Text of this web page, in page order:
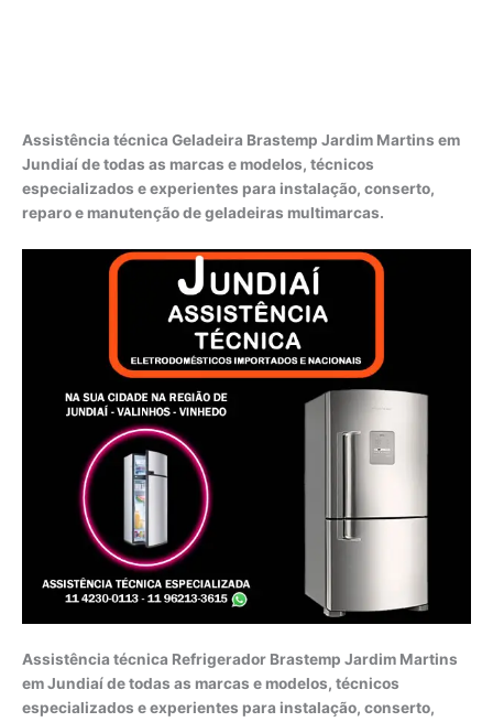
Assistência técnica Geladeira Brastemp Jardim Martins em
Jundiaí de todas as marcas e modelos, técnicos
especializados e experientes para instalação, conserto,
reparo e manutenção de geladeiras multimarcas.
Assistência técnica Refrigerador Brastemp Jardim Martins
em Jundiaí de todas as marcas e modelos, técnicos
especializados e experientes para instalação, conserto,